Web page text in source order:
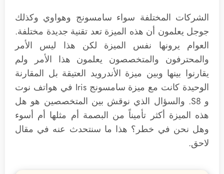
الشركات المختلفة سواء سامسونج وهواوي وكذلك
جوجل يعلمون أن هذه الميزة تعد تقنية جديدة مختلفة.
العوام يرونها نفس الميزة لكن هذا ليس الأمر
والمحترفون والمتخصصون يعلمون هذا الأمر ولم
يقارنوا بينها وبين ميزة الأندرويد العتيقة بل المقارنة
الوحيدة كانت مع ميزة سامسونج Iris في هواتف نوت
و S8. والسؤال الذي نوقش بين المتخصصين هو هل
هذه الميزة أكثر تأميناً من البصمة أم مثلها أم أسوء
وهل نحن في خطر؟ هذا ما سنتحدث عنه في مقال
لاحق.